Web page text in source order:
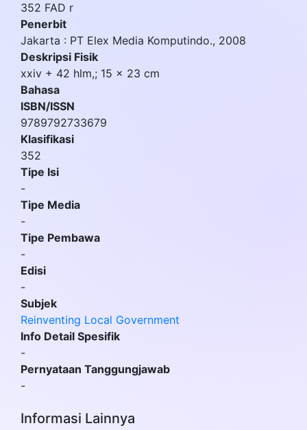
352 FAD r
Penerbit
Jakarta : PT Elex Media Komputindo., 2008
Deskripsi Fisik
xxiv + 42 hlm,; 15 x 23 cm
Bahasa
ISBN/ISSN
9789792733679
Klasifikasi
352
Tipe Isi
-
Tipe Media
-
Tipe Pembawa
-
Edisi
-
Subjek
Reinventing Local Government
Info Detail Spesifik
-
Pernyataan Tanggungjawab
-
Informasi Lainnya